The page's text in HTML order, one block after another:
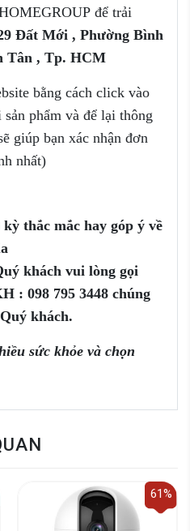
để trải
Đất Mới , Phường Bình
Tân , Tp. HCM
bằng cách click vào
sản phẩm và để lại thông
giúp bạn xác nhận đơn
nhất)
kỳ thắc mắc hay góp ý về
uý khách vui lòng gọi
: 098 795 3448 chúng
Quý khách.
sức khỏe và chọn
61%